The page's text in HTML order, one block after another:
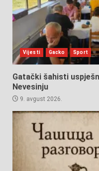
Vijesti Gacko Sport
Gatački šahisti
Nevesinju
9. avgust 2026.